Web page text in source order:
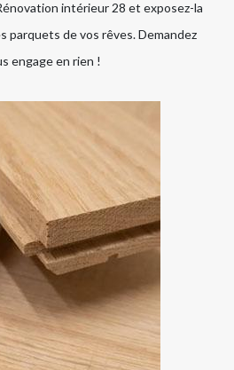
intérieur 28 et exposez-la
parquets de vos rêves. Demandez
engage en rien !